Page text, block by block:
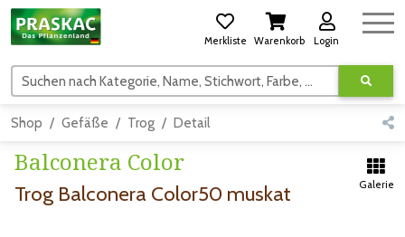
Merkliste Warenkorb Login
Suchen nach Kategorie, Name, Stichwort, Farbe, usw.
Shop Gefäße Trog Detail
Balconera Color
Trog Balconera Color50 muskat Galerie